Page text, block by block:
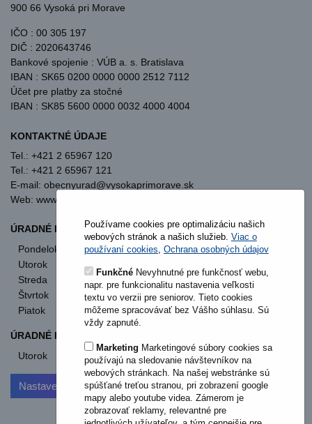
900 66 Vysoká pri Morave
IČO : 00 305 197
DIČ : 2020643746
Bankové spojenie : VÚB a. s. Bratislava
IBAN : SK65 0200 0000 0000 2512 7112
Účet pre platby za stočné
IBAN : SK85 5600 0000 0032 4000 4004
KONTAKTNÉ ÚDAJE
Tel.: +421 2 65967 120
Tel.: +421 2 65967 121
E-mail: obecnyurad@vysokaprimorave.sk
Web: www.vysokaprimorave.sk
ÚRADNÉ HODINY OBECNÝ ÚRAD
Pondelok
8:00 - 12:00
13:00 - 15:30
Utorok
Streda
8:00 - 12:00
13:00 - 17:00
Štvrtok
nestránkový deň
Piatok
8:00 - 12:00
ÚRADNÉ HODINY STAVEBNÝ ÚRAD
Utorok
od 11:00
Nastavenia cookies
Používame cookies pre optimalizáciu našich
webových stránok a našich služieb. Viac o
používaní cookies Ochrana osobných údajov
FunkčnéNevyhnutné pre funkčnosť webu,
napr. pre funkcionalitu nastavenia veľkosti
textu vo verzii pre seniorov. Tieto cookies
môžeme spracovávať bez Vášho súhlasu. Sú
vždy zapnuté.
Marketing Marketingové súbory cookies sa
používajú na sledovanie návštevníkov na
webových stránkach. Na našej webstránke sú
spúšťané treťou stranou, pri zobrazení google
mapy alebo youtube videa. Zámerom je
zobrazovať reklamy, relevantné pre